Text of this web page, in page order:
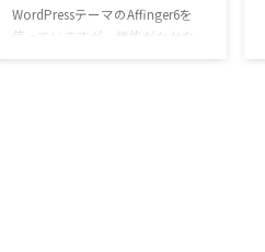
スターしています。 表の作り方
は、ど …
WordPressテーマのAffinger6を
使っていますが、機能がなかな